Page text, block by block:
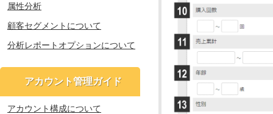
属性分析
顧客セグメントについて
分析レポートオプションについて
アカウント管理ガイド
アカウント構成について